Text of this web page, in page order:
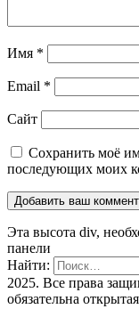
Имя *
Email *
Сайт
Сохранить моё
последующих моих
Эта высота div,
панели
Найти:
2025. Все права
обязательна